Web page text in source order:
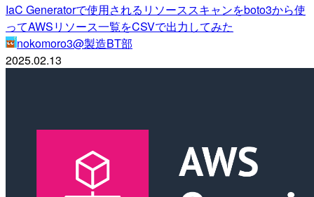
IaC Generatorで使用されるリソーススキャンをboto3から使
ってAWSリソース一覧をCSVで出力してみた
nokomoro3@製造BT部
2025.02.13